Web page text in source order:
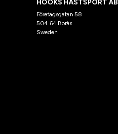
HÖÖKS HÄSTSPORT AB
Företagsgatan 58
504 64 Borås
Sweden